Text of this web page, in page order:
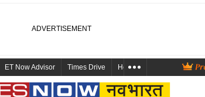
ET Now Advisor Times Drive Health and Me Marathi